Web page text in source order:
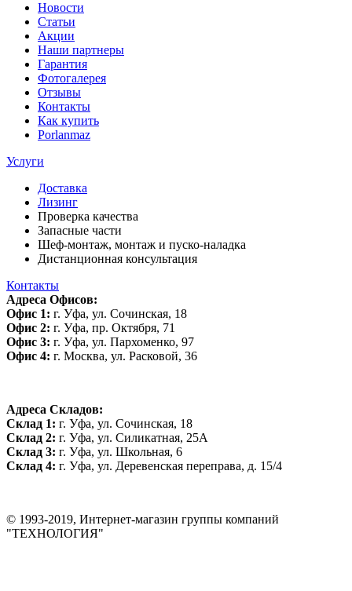
Новости
Статьи
Акции
Наши партнеры
Гарантия
Фотогалерея
Отзывы
Контакты
Как купить
Porlanmaz
Услуги
Доставка
Лизинг
Проверка качества
Запасные части
Шеф-монтаж, монтаж и пуско-наладка
Дистанционная консультация
Контакты
Адреса Офисов:
Офис 1: г. Уфа, ул. Сочинская, 18
Офис 2: г. Уфа, пр. Октября, 71
Офис 3: г. Уфа, ул. Пархоменко, 97
Офис 4: г. Москва, ул. Расковой, 36
Адреса Складов:
Склад 1: г. Уфа, ул. Сочинская, 18
Склад 2: г. Уфа, ул. Силикатная, 25А
Склад 3: г. Уфа, ул. Школьная, 6
Склад 4: г. Уфа, ул. Деревенская переправа, д. 15/4
© 1993-2019, Интернет-магазин группы компаний
"ТЕХНОЛОГИЯ"